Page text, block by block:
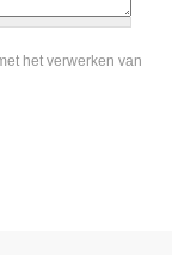
het verwerken van